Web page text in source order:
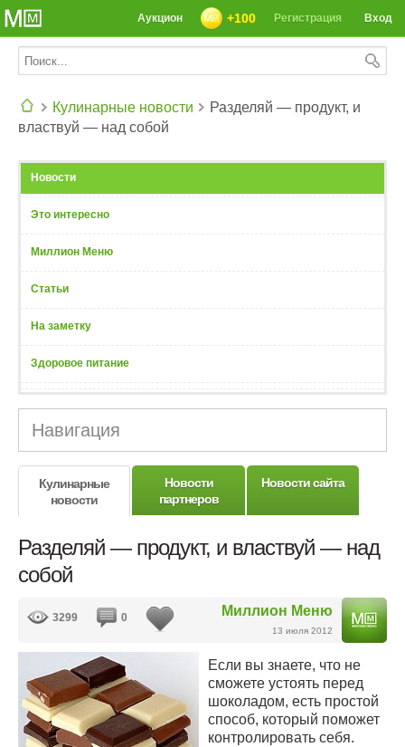
Вход
Регистрация
+100
Аукцион
Кулинарные новости
Разделяй — продукт, и
властвуй — над собой
Новости
Это интересно
Миллион Меню
Статьи
На заметку
Здоровое питание
Навигация
Кулинарные
новости
Новости
партнеров
Новости сайта
Разделяй — продукт, и властвуй — над
собой
Миллион Меню
13 июля 2012
3299 0
Если вы знаете, что не
сможете устоять перед
шоколадом, есть простой
способ, который поможет
контролировать себя.